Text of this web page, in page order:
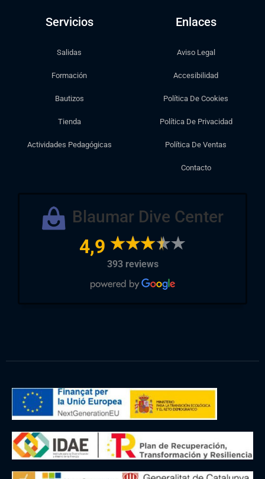
Servicios
Salidas
Formación
Bautizos
Tienda
Actividades Pedagógicas
Enlaces
Aviso Legal
Accesibilidad
Política De Cookies
Política De Privacidad
Política De Ventas
Contacto
Blaumar Dive Center
4,9
393 reviews